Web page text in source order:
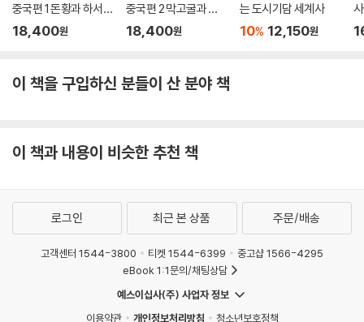
영국에서 커피하우스의 인기는 그리 오래가지 못했다. 17세기 후반에서 1
8세기 초반까지 런던 시민생활의 중심을 차지하던 커피하우스는 18세기
섰던 런던의 커피하우스가 1739년에는 551곳으로 줄었다는 통계가 발표
될 정도였다.
갑자기 시들해졌을까? 그리고 그 열기가 홍차와 티하우스로 옮겨 붙은 주
인을 한 가지 더 들 수 있는데, 그것은 바로 애초에 영국 커피하우스가 여성
을 철저히 배제하며 탄생하고 성장했기에 결국 ‘여성 청원’ 등 거센 반발에
부닥치며 직격탄을 맞아 쇠락의 길로 접어들었다는 점이다. 이는 영국의
커피와 커피하우스의 운명을 바꿔놓는 데 그치지 않고, 홍차를 매개로 한
중국과의 아편전쟁으로까지 비화하며 세계사의 거대한 물줄기를 바꿔놓
중국편 1 돈황과 하서주
랑
18,400원
중국편 2 막고굴과 실
크로드의 관문
18,400원
는 도시기담 세계사
10% 12,150원
이 책을 구입하신 분들이 산 분야 책
이 책과 내용이 비슷한 추천 책
로그인 최근 본 상품 주문/배송
고객센터 1544-3800 티켓 1544-6399
중고샵 1566-4295
eBook 1:1문의/채팅상담
예스이십사(주) 사업자 정보
이용약관
개인정보처리방침 청소년보호정책